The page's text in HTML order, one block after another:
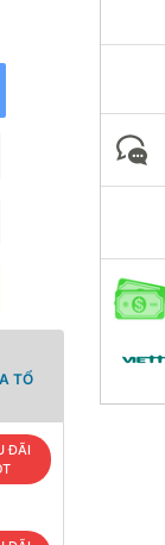
TỔ
ĐÃI